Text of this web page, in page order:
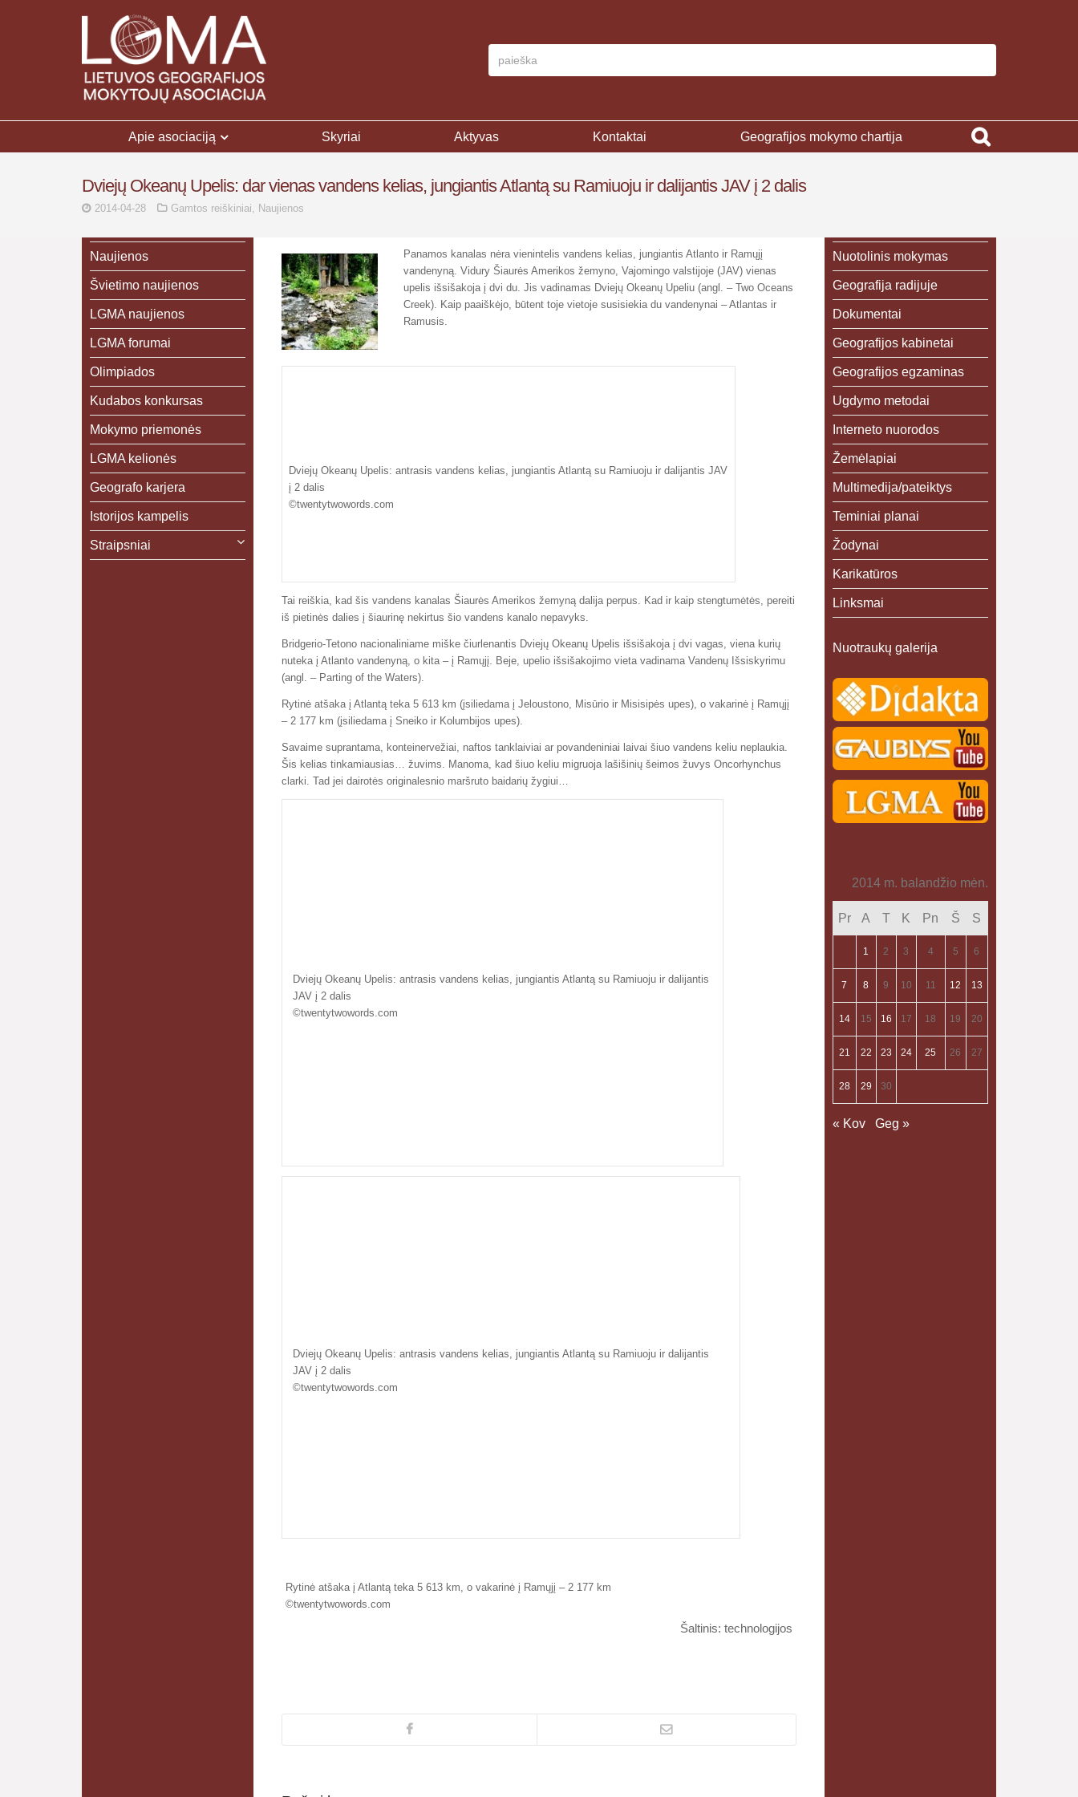
Apie asociaciją Skyriai Aktyvas Kontaktai Geografijos mokymo chartija
Dviejų Okeanų Upelis: dar vienas vandens kelias, jungiantis Atlantą su Ramiuoju ir dalijantis JAV į 2 dalis
2014-04-28 Gamtos reiškiniai, Naujienos
Panamos kanalas nėra vienintelis vandens kelias, jungiantis Atlanto ir Ramųjį
vandenyną. Vidury Šiaurės Amerikos žemyno, Vajomingo valstijoje (JAV) vienas
upelis išsišakoja į dvi du. Jis vadinamas Dviejų Okeanų Upeliu (angl. – Two Oceans
Creek). Kaip paaiškėjo, būtent toje vietoje susisiekia du vandenynai – Atlantas ir
Ramusis.
Dviejų Okeanų Upelis: antrasis vandens kelias, jungiantis Atlantą su Ramiuoju ir dalijantis JAV
į 2 dalis
©twentytwowords.com
Tai reiškia, kad šis vandens kanalas Šiaurės Amerikos žemyną dalija perpus. Kad ir kaip stengtumėtės, pereiti
iš pietinės dalies į šiaurinę nekirtus šio vandens kanalo nepavyks.
Bridgerio-Tetono nacionaliniame miške čiurlenantis Dviejų Okeanų Upelis išsišakoja į dvi vagas, viena kurių
nuteka į Atlanto vandenyną, o kita – į Ramųjį. Beje, upelio išsišakojimo vieta vadinama Vandenų Išsiskyrimu
(angl. – Parting of the Waters).
Rytinė atšaka į Atlantą teka 5 613 km (įsiliedama į Jeloustono, Misūrio ir Misisipės upes), o vakarinė į Ramųjį
– 2 177 km (įsiliedama į Sneiko ir Kolumbijos upes).
Savaime suprantama, konteinervežiai, naftos tanklaiviai ar povandeniniai laivai šiuo vandens keliu neplaukia.
Šis kelias tinkamiausias… žuvims. Manoma, kad šiuo keliu migruoja lašišinių šeimos žuvys Oncorhynchus
clarki. Tad jei dairotės originalesnio maršruto baidarių žygiui…
Dviejų Okeanų Upelis: antrasis vandens kelias, jungiantis Atlantą su Ramiuoju ir dalijantis
JAV į 2 dalis
©twentytwowords.com
Dviejų Okeanų Upelis: antrasis vandens kelias, jungiantis Atlantą su Ramiuoju ir dalijantis
JAV į 2 dalis
©twentytwowords.com
Rytinė atšaka į Atlantą teka 5 613 km, o vakarinė į Ramųjį – 2 177 km
©twentytwowords.com
Šaltinis: technologijos
Naujienos
Švietimo naujienos
LGMA naujienos
LGMA forumai
Olimpiados
Kudabos konkursas
Mokymo priemonės
LGMA kelionės
Geografo karjera
Istorijos kampelis
Straipsniai
Nuotolinis mokymas
Geografija radijuje
Dokumentai
Geografijos kabinetai
Geografijos egzaminas
Ugdymo metodai
Interneto nuorodos
Žemėlapiai
Multimedija/pateiktys
Teminiai planai
Žodynai
Karikatūros
Linksmai
Nuotraukų galerija
2014 m. balandžio mėn.
Pr A T K Pn Š S
1 2 3 4 5 6
7 8 9 10 11 12 13
14 15 16 17 18 19 20
21 22 23 24 25 26 27
28 29 30
« Kov Geg »